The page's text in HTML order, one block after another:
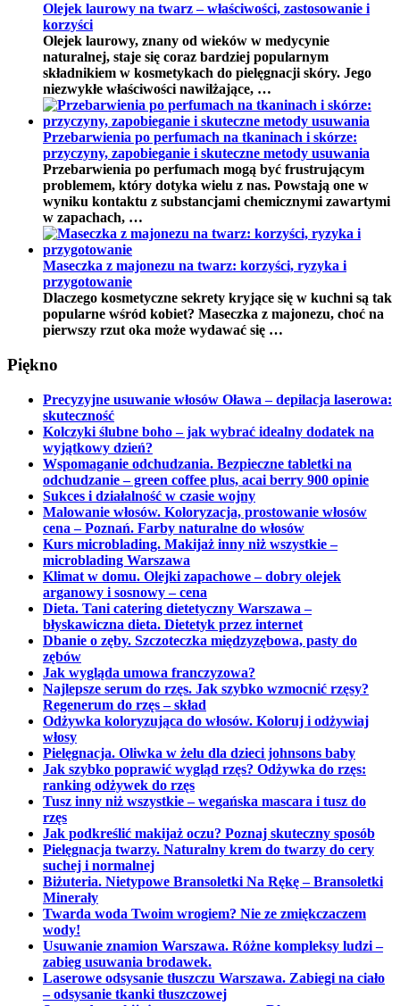
Olejek laurowy na twarz – właściwości, zastosowanie i
korzyści
Olejek laurowy, znany od wieków w medycynie
naturalnej, staje się coraz bardziej popularnym
składnikiem w kosmetykach do pielęgnacji skóry. Jego
niezwykłe właściwości nawilżające, …
Przebarwienia po perfumach na tkaninach i skórze:
przyczyny, zapobieganie i skuteczne metody usuwania
Przebarwienia po perfumach mogą być frustrującym
problemem, który dotyka wielu z nas. Powstają one w
wyniku kontaktu z substancjami chemicznymi zawartymi
w zapachach, …
Maseczka z majonezu na twarz: korzyści, ryzyka i
przygotowanie
Dlaczego kosmetyczne sekrety kryjące się w kuchni są tak
popularne wśród kobiet? Maseczka z majonezu, choć na
pierwszy rzut oka może wydawać się …
Piękno
Precyzyjne usuwanie włosów Oława – depilacja laserowa:
skuteczność
Kolczyki ślubne boho – jak wybrać idealny dodatek na
wyjątkowy dzień?
Wspomaganie odchudzania. Bezpieczne tabletki na
odchudzanie – green coffee plus, acai berry 900 opinie
Sukces i działalność w czasie wojny
Malowanie włosów. Koloryzacja, prostowanie włosów
cena – Poznań. Farby naturalne do włosów
Kurs microblading. Makijaż inny niż wszystkie –
microblading Warszawa
Klimat w domu. Olejki zapachowe – dobry olejek
arganowy i sosnowy – cena
Dieta. Tani catering dietetyczny Warszawa –
błyskawiczna dieta. Dietetyk przez internet
Dbanie o zęby. Szczoteczka międzyzębowa, pasty do
zębów
Jak wygląda umowa franczyzowa?
Najlepsze serum do rzęs. Jak szybko wzmocnić rzęsy?
Regenerum do rzęs – skład
Odżywka koloryzująca do włosów. Koloruj i odżywiaj
włosy
Pielęgnacja. Oliwka w żelu dla dzieci johnsons baby
Jak szybko poprawić wygląd rzęs? Odżywka do rzęs:
ranking odżywek do rzęs
Tusz inny niż wszystkie – wegańska mascara i tusz do
rzęs
Jak podkreślić makijaż oczu? Poznaj skuteczny sposób
Pielęgnacja twarzy. Naturalny krem do twarzy do cery
suchej i normalnej
Biżuteria. Nietypowe Bransoletki Na Rękę – Bransoletki
Minerały
Twarda woda Twoim wrogiem? Nie ze zmiękczaczem
wody!
Usuwanie znamion Warszawa. Różne kompleksy ludzi –
zabieg usuwania brodawek.
Laserowe odsysanie tłuszczu Warszawa. Zabiegi na ciało
– odsysanie tkanki tłuszczowej